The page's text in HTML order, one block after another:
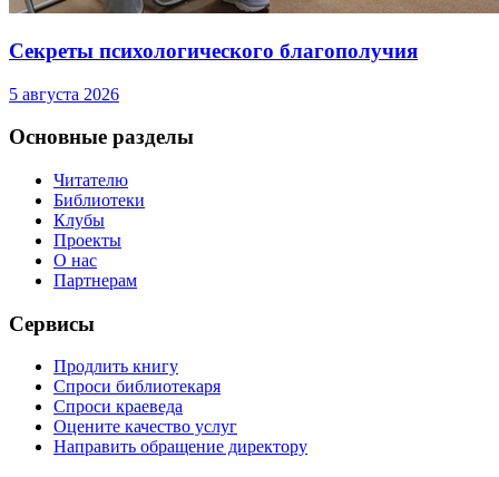
Секреты психологического благополучия
5 августа 2026
Основные разделы
Читателю
Библиотеки
Клубы
Проекты
О нас
Партнерам
Сервисы
Продлить книгу
Спроси библиотекаря
Спроси краеведа
Оцените качество услуг
Направить обращение директору